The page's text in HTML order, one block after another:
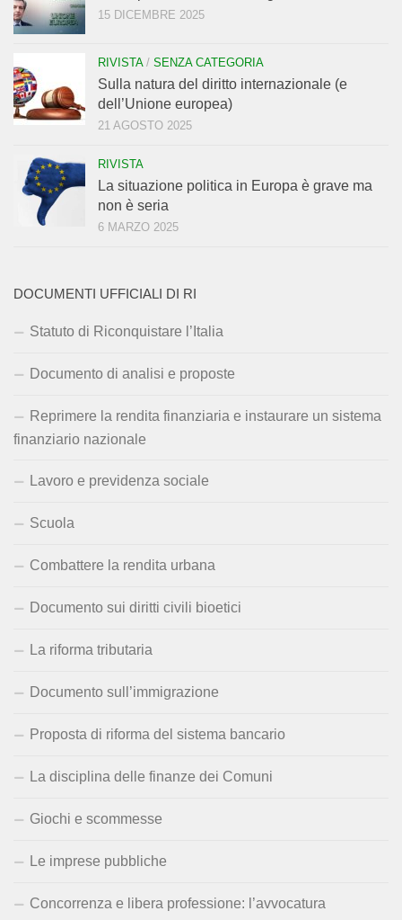
15 DICEMBRE 2025
RIVISTA/ SENZA CATEGORIA
Sulla natura del diritto internazionale (e
dell’Unione europea)
21 AGOSTO 2025
RIVISTA
La situazione politica in Europa è grave ma
non è seria
6 MARZO 2025
DOCUMENTI UFFICIALI DI RI
Statuto di Riconquistare l’Italia
Documento di analisi e proposte
Reprimere la rendita finanziaria e instaurare un sistema
finanziario nazionale
Lavoro e previdenza sociale
Scuola
Combattere la rendita urbana
Documento sui diritti civili bioetici
La riforma tributaria
Documento sull’immigrazione
Proposta di riforma del sistema bancario
La disciplina delle finanze dei Comuni
Giochi e scommesse
Le imprese pubbliche
Concorrenza e libera professione: l’avvocatura